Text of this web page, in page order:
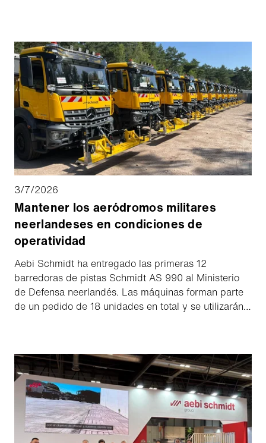
clientes de todo el mundo.
3/7/2026
Mantener los aeródromos militares
neerlandeses en condiciones de
operatividad
Aebi Schmidt ha entregado las primeras 12
barredoras de pistas Schmidt AS 990 al Ministerio
de Defensa neerlandés. Las máquinas forman parte
de un pedido de 18 unidades en total y se utilizarán
los próximos meses. El acuerdo no se limita
únicamente a la entrega de las barredoras. Aebi
Schmidt también se encargará de la formación
técnica y de los operarios, el suministro de piezas de
recambio y el mantenimiento durante un periodo de
hasta 18 años.